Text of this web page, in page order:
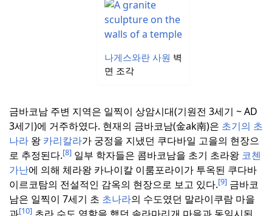
나게스와란 사원 벽
면 조각
금바코남 주변 지역은 일찍이 상암시대(기원전 3세기 ~ AD
3세기)에 거주하였다. 현재의 금바코남(金ak南)은 초기의 초
나라 왕 카리칼라가 궁정을 지냈던 쿠다바일 고을의 현장으
로 추정된다.[8] 일부 학자들은 콤바코남을 초기 초라왕 코첸
가난에 의해 체라왕 카나이칼 이룸포라이가 투옥된 쿠다바
이르코탐의 전설적인 감옥의 현장으로 보고 있다.[9] 금바코
남은 일찍이 7세기 초 초나라의 수도였던 말라이쿠람 마을
[10]